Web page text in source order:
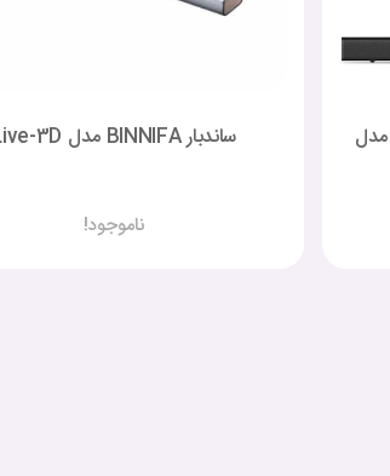
ساندبار شیائومی Soundbar 3.1 ch مدل
ساندبار BINNIFA مدل Live-3D
ناموجود!